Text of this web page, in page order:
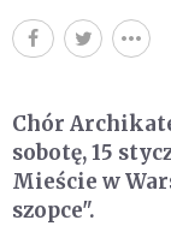
Chór
sobotę, 15
Mieście w
szopce".